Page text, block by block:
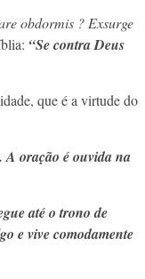
obdormis ? Exsurge
“Se contra Deus
que é a virtude do
A oração é ouvida na
até o trono de
e vive comodamente